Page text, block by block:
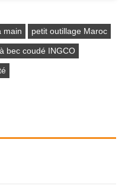
main petit outillage Maroc
bec coudé INGCO